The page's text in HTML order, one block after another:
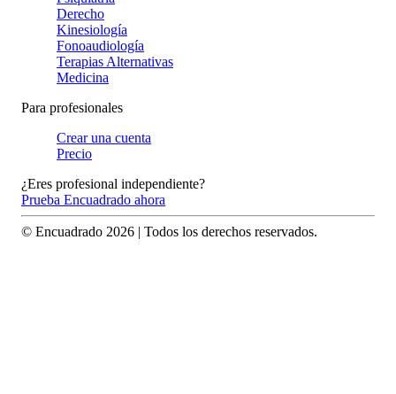
Derecho
Kinesiología
Fonoaudiología
Terapias Alternativas
Medicina
Para profesionales
Crear una cuenta
Precio
¿Eres profesional independiente?
Prueba Encuadrado ahora
© Encuadrado 2026 | Todos los derechos reservados.